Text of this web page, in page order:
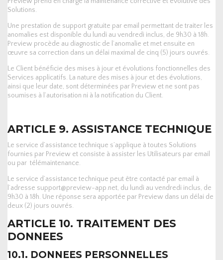
Solutions.
Une prestation de support gratuite par email permettant de traiter les
anomalies est disponible du lundi au vendredi inclus, de 9h30 à 18h.
Preview procède au diagnostic de l’anomalie et met ensuite en
œuvre sa correction dans un délai maximal de cinq (5) jours ouvrés.
Le Client bénéficie des mises à jour et évolutions fonctionnelles des
Services applicatifs. La nature des mises à jour et des évolutions,
ainsi que leur date, sont déterminées par Preview et ne sont pas
soumises à l’autorisation ni à la notification du Client.
ARTICLE 9. ASSISTANCE TECHNIQUE
Le service d’assistance technique s’applique à toutes Solutions
fournies par Preview et consiste à assister les Utilisateurs par email
ou par télémaintenance.
Le service d’assistance technique peut être contacté par email à
l’adresse support@preview-app.net, du lundi au vendredi inclus, de
9h30 à 18h. Une réponse sera apportée par Preview dans un délai de
deux (2) jours ouvrés.
ARTICLE 10. TRAITEMENT DES
DONNEES
10.1. DONNEES PERSONNELLES